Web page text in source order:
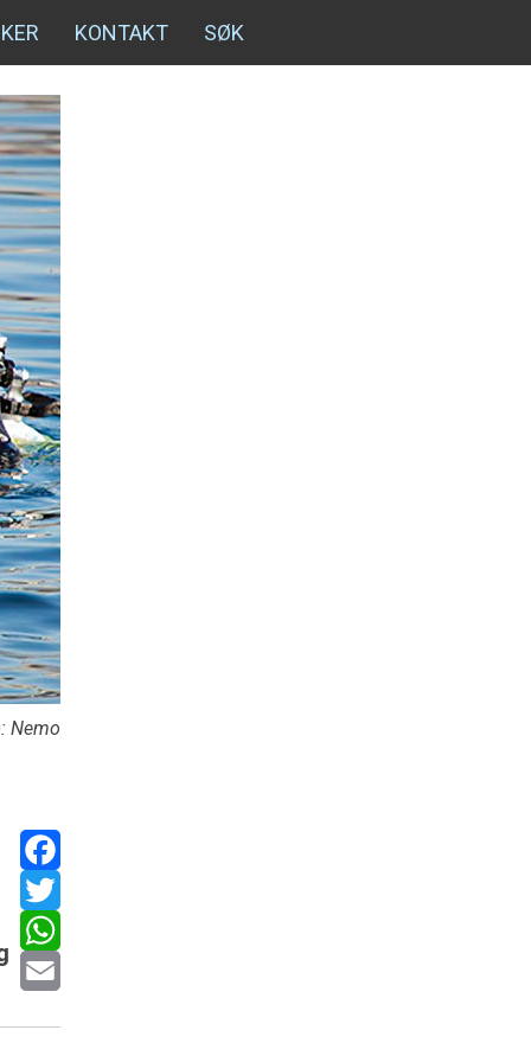
KONTAKT SØK
Nemo
Facebook
Twitter
WhatsApp